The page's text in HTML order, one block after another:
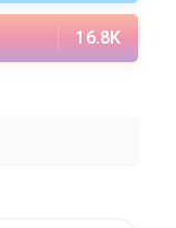
16.8K